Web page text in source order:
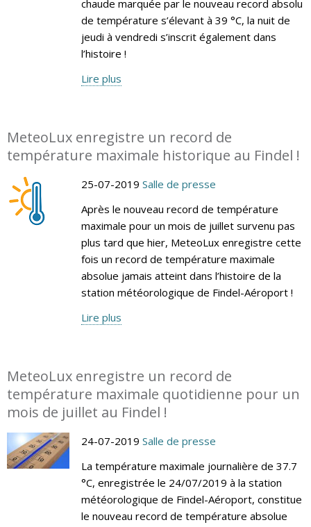
chaude marquée par le nouveau record absolu
de température s’élevant à 39 °C, la nuit de
jeudi à vendredi s’inscrit également dans
l’histoire !
Lire plus
MeteoLux enregistre un record de
température maximale historique au Findel !
25-07-2019 Salle de presse
Après le nouveau record de température
maximale pour un mois de juillet survenu pas
plus tard que hier, MeteoLux enregistre cette
fois un record de température maximale
absolue jamais atteint dans l’histoire de la
station météorologique de Findel-Aéroport !
Lire plus
MeteoLux enregistre un record de
température maximale quotidienne pour un
mois de juillet au Findel !
24-07-2019 Salle de presse
La température maximale journalière de 37.7
°C, enregistrée le 24/07/2019 à la station
météorologique de Findel-Aéroport, constitue
le nouveau record de température absolue